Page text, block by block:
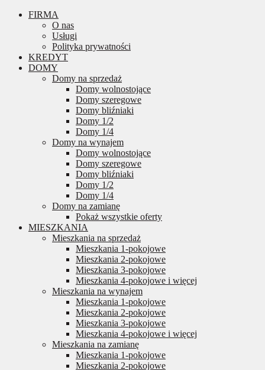
FIRMA
O nas
Usługi
Polityka prywatności
KREDYT
DOMY
Domy na sprzedaż
Domy wolnostojące
Domy szeregowe
Domy bliźniaki
Domy 1/2
Domy 1/4
Domy na wynajem
Domy wolnostojące
Domy szeregowe
Domy bliźniaki
Domy 1/2
Domy 1/4
Domy na zamianę
Pokaż wszystkie oferty
MIESZKANIA
Mieszkania na sprzedaż
Mieszkania 1-pokojowe
Mieszkania 2-pokojowe
Mieszkania 3-pokojowe
Mieszkania 4-pokojowe i więcej
Mieszkania na wynajem
Mieszkania 1-pokojowe
Mieszkania 2-pokojowe
Mieszkania 3-pokojowe
Mieszkania 4-pokojowe i więcej
Mieszkania na zamianę
Mieszkania 1-pokojowe
Mieszkania 2-pokojowe